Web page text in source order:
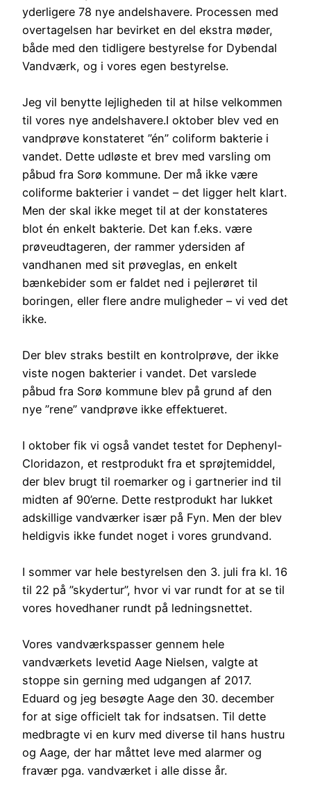
yderligere 78 nye andelshavere. Processen med
overtagelsen har bevirket en del ekstra møder,
både med den tidligere bestyrelse for Dybendal
Vandværk, og i vores egen bestyrelse.
Jeg vil benytte lejligheden til at hilse velkommen
til vores nye andelshavere.I oktober blev ved en
vandprøve konstateret ”én” coliform bakterie i
vandet. Dette udløste et brev med varsling om
påbud fra Sorø kommune. Der må ikke være
coliforme bakterier i vandet – det ligger helt klart.
Men der skal ikke meget til at der konstateres
blot én enkelt bakterie. Det kan f.eks. være
prøveudtageren, der rammer ydersiden af
vandhanen med sit prøveglas, en enkelt
bænkebider som er faldet ned i pejlerøret til
boringen, eller flere andre muligheder – vi ved det
ikke.
Der blev straks bestilt en kontrolprøve, der ikke
viste nogen bakterier i vandet. Det varslede
påbud fra Sorø kommune blev på grund af den
nye ”rene” vandprøve ikke effektueret.
I oktober fik vi også vandet testet for Dephenyl-
Cloridazon, et restprodukt fra et sprøjtemiddel,
der blev brugt til roemarker og i gartnerier ind til
midten af 90’erne. Dette restprodukt har lukket
adskillige vandværker især på Fyn. Men der blev
heldigvis ikke fundet noget i vores grundvand.
I sommer var hele bestyrelsen den 3. juli fra kl. 16
til 22 på ”skydertur”, hvor vi var rundt for at se til
vores hovedhaner rundt på ledningsnettet.
Vores vandværkspasser gennem hele
vandværkets levetid Aage Nielsen, valgte at
stoppe sin gerning med udgangen af 2017.
Eduard og jeg besøgte Aage den 30. december
for at sige officielt tak for indsatsen. Til dette
medbragte vi en kurv med diverse til hans hustru
og Aage, der har måttet leve med alarmer og
fravær pga. vandværket i alle disse år.